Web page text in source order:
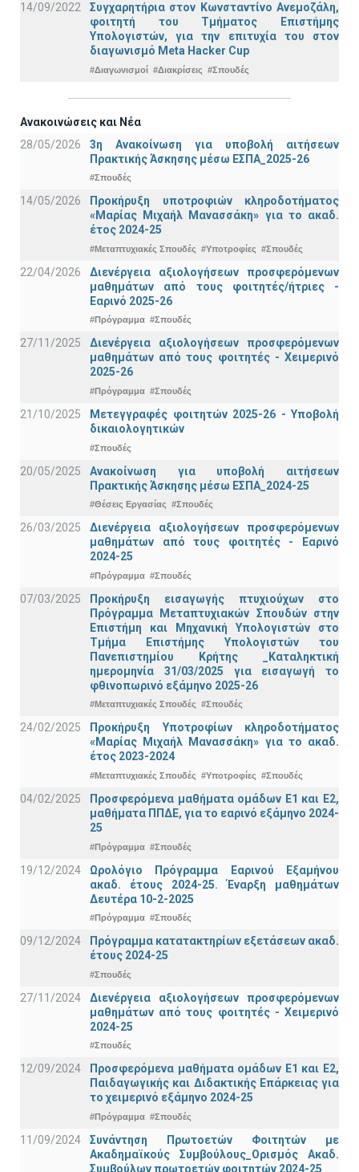
14/09/2022
Συγχαρητήρια στον Κωνσταντίνο Ανεμοζάλη,
φοιτητή του Τμήματος Επιστήμης
Υπολογιστών, για την επιτυχία του στον
διαγωνισμό Meta Hacker Cup
#Διαγωνισμοί #Διακρίσεις #Σπουδές
Ανακοινώσεις και Νέα
28/05/2026
3η Ανακοίνωση για υποβολή αιτήσεων
Πρακτικής Άσκησης μέσω ΕΣΠΑ_2025-26
#Σπουδές
14/05/2026
Προκήρυξη υποτροφιών κληροδοτήματος
«Μαρίας Μιχαήλ Μανασσάκη» για το ακαδ.
έτος 2024-25
#Μεταπτυχιακές Σπουδές #Υποτροφίες #Σπουδές
22/04/2026
Διενέργεια αξιολογήσεων προσφερόμενων
μαθημάτων από τους φοιτητές/ήτριες -
Εαρινό 2025-26
#Πρόγραμμα #Σπουδές
27/11/2025
Διενέργεια αξιολογήσεων προσφερόμενων
μαθημάτων από τους φοιτητές - Χειμερινό
2025-26
#Πρόγραμμα #Σπουδές
21/10/2025
Μετεγγραφές φοιτητών 2025-26 - Υποβολή
δικαιολογητικών
#Σπουδές
20/05/2025
Ανακοίνωση για υποβολή αιτήσεων
Πρακτικής Άσκησης μέσω ΕΣΠΑ_2024-25
#Θέσεις Εργασίας #Σπουδές
26/03/2025
Διενέργεια αξιολογήσεων προσφερόμενων
μαθημάτων από τους φοιτητές - Εαρινό
2024-25
#Πρόγραμμα #Σπουδές
07/03/2025
Προκήρυξη εισαγωγής πτυχιούχων στo
Πρόγραμμα Μεταπτυχιακών Σπουδών στην
Επιστήμη και Μηχανική Υπολογιστών στο
Τμήμα Eπιστήμης Υπολογιστών του
Πανεπιστημίου Κρήτης _Καταληκτική
ημερομηνία 31/03/2025 για εισαγωγή το
φθινοπωρινό εξάμηνο 2025-26
#Μεταπτυχιακές Σπουδές #Σπουδές
24/02/2025
Προκήρυξη Υποτροφίων κληροδοτήματος
«Μαρίας Μιχαήλ Μανασσάκη» για το ακαδ.
έτος 2023-2024
#Μεταπτυχιακές Σπουδές #Υποτροφίες #Σπουδές
04/02/2025
Προσφερόμενα μαθήματα ομάδων Ε1 και Ε2,
μαθήματα ΠΠΔΕ, για το εαρινό εξάμηνο 2024-
25
#Πρόγραμμα #Σπουδές
19/12/2024
Ωρολόγιο Πρόγραμμα Εαρινού Εξαμήνου
ακαδ. έτους 2024-25. Έναρξη μαθημάτων
Δευτέρα 10-2-2025
#Πρόγραμμα #Σπουδές
09/12/2024
Πρόγραμμα κατατακτηρίων εξετάσεων ακαδ.
έτους 2024-25
#Σπουδές
27/11/2024
Διενέργεια αξιολογήσεων προσφερόμενων
μαθημάτων από τους φοιτητές - Χειμερινό
2024-25
#Σπουδές
12/09/2024
Προσφερόμενα μαθήματα ομάδων Ε1 και Ε2,
Παιδαγωγικής και Διδακτικής Επάρκειας για
το χειμερινό εξάμηνο 2024-25
#Πρόγραμμα #Σπουδές
11/09/2024
Συνάντηση Πρωτοετών Φοιτητών με
Ακαδημαϊκούς Συμβούλους_Ορισμός Ακαδ.
Συμβούλων πρωτοετών φοιτητών 2024-25